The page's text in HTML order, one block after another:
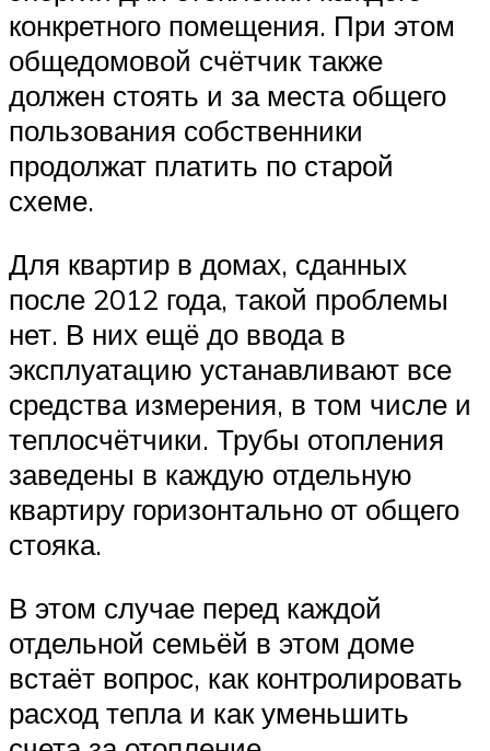
конкретного помещения. При этом
общедомовой счётчик также
должен стоять и за места общего
пользования собственники
продолжат платить по старой
схеме.
Для квартир в домах, сданных
после 2012 года, такой проблемы
нет. В них ещё до ввода в
эксплуатацию устанавливают все
средства измерения, в том числе и
теплосчётчики. Трубы отопления
заведены в каждую отдельную
квартиру горизонтально от общего
стояка.
В этом случае перед каждой
отдельной семьёй в этом доме
встаёт вопрос, как контролировать
расход тепла и как уменьшить